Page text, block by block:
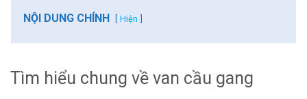
NỘI DUNG CHÍNH Hiện
Tìm hiểu chung về van cầu gang